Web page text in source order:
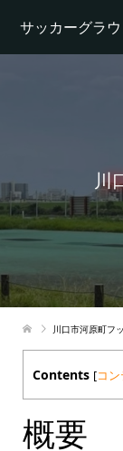
サッカーグラ
川
川口市河原町フ
Contents [コン
概要